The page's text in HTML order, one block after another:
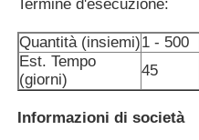
Termine d'esecuzione:
Quantità (insiemi)1 - 500
Est. Tempo
(giorni)
45
Informazioni di società